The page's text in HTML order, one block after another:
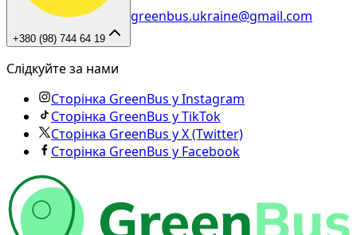
+380 (98) 744 64 19
greenbus.ukraine@gmail.com
Слідкуйте за нами
Сторінка GreenBus у Instagram
Сторінка GreenBus у TikTok
Сторінка GreenBus у X (Twitter)
Сторінка GreenBus у Facebook